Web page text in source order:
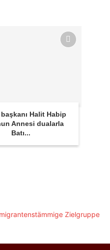
Halit Habip
Annesi dualarla
Batı...